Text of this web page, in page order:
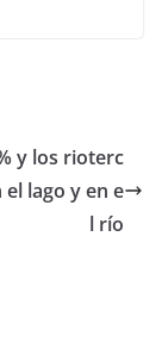
y los rioterc
lago y en e
l río